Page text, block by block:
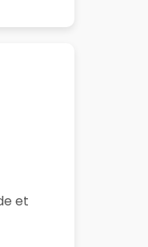
et